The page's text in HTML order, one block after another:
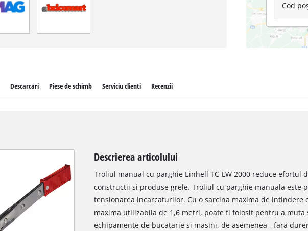
Cod
Descarcari Piese de schimb Serviciu clienti Recenzii
Descrierea articolului
Troliul manual cu parghie Einhell TC-LW 2000 reduce efortul
constructii si produse grele. Troliul cu parghie manuala este
tensionarea incarcaturilor. Cu o sarcina maxima de intindere
maxima utilizabila de 1,6 metri, poate fi folosit pentru a muta
echipamente de bucatarie si masini, de asemenea - fara